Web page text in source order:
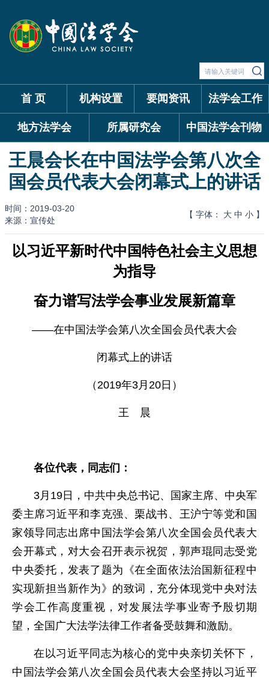
首 页 机构设置 要闻资讯 法学会工作
地方法学会 所属研究会 中国法学会刊物
王晨会长在中国法学会第八次全
国会员代表大会闭幕式上的讲话
时间：2019-03-20
来源：宣传处
【 字体： 大 中 小 】
以习近平新时代中国特色社会主义思想
为指导
奋力谱写法学会事业发展新篇章
——在中国法学会第八次全国会员代表大会
闭幕式上的讲话
（2019年3月20日）
王 晨
各位代表，同志们：
3月19日，中共中央总书记、国家主席、中央军
委主席习近平和李克强、栗战书、王沪宁等党和国
家领导同志出席中国法学会第八次全国会员代表大
会开幕式，对大会召开表示祝贺，郭声琨同志受党
中央委托，发表了题为《在全面依法治国新征程中
实现新担当新作为》的致词，充分体现党中央对法
学会工作高度重视，对发展法学事业寄予殷切期
望，全国广大法学法律工作者备受鼓舞和激励。
在以习近平同志为核心的党中央亲切关怀下，
中国法学会第八次全国会员代表大会坚持以习近平